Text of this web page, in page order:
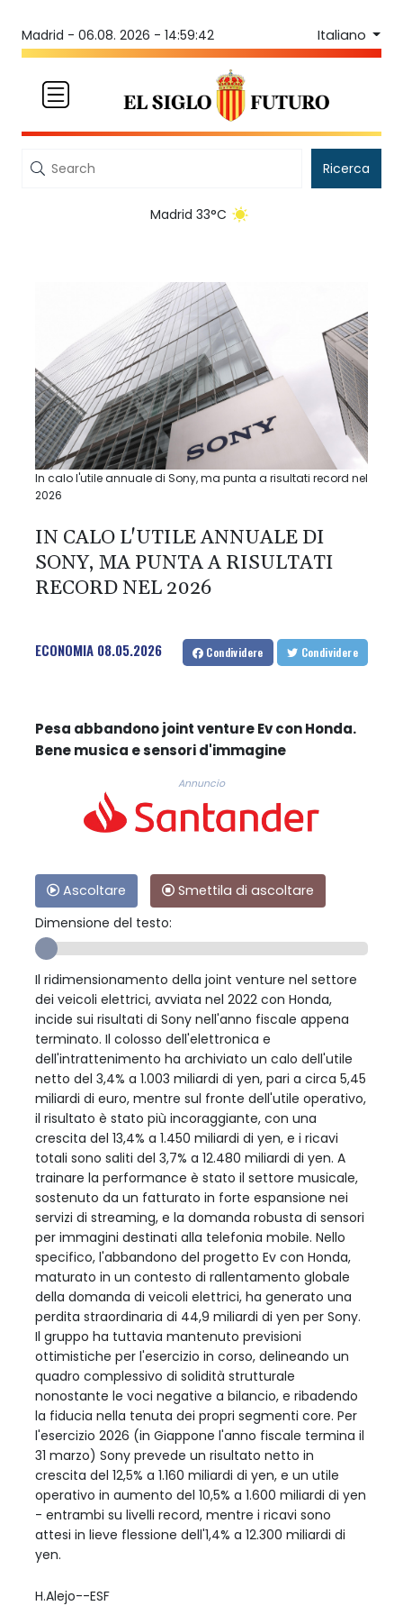
Madrid - 06.08. 2026 - 14:59:42 Italiano
Ricerca
Madrid 33°C
In calo l'utile annuale di Sony, ma punta a risultati record nel
2026
IN CALO L'UTILE ANNUALE DI
SONY, MA PUNTA A RISULTATI
RECORD NEL 2026
ECONOMIA 08.05.2026 Condividere Condividere
Pesa abbandono joint venture Ev con Honda.
Bene musica e sensori d'immagine
Annuncio
Ascoltare
Smettila di ascoltare
Dimensione del testo:
Il ridimensionamento della joint venture nel settore
dei veicoli elettrici, avviata nel 2022 con Honda,
incide sui risultati di Sony nell'anno fiscale appena
terminato. Il colosso dell'elettronica e
dell'intrattenimento ha archiviato un calo dell'utile
netto del 3,4% a 1.003 miliardi di yen, pari a circa 5,45
miliardi di euro, mentre sul fronte dell'utile operativo,
il risultato è stato più incoraggiante, con una
crescita del 13,4% a 1.450 miliardi di yen, e i ricavi
totali sono saliti del 3,7% a 12.480 miliardi di yen. A
trainare la performance è stato il settore musicale,
sostenuto da un fatturato in forte espansione nei
servizi di streaming, e la domanda robusta di sensori
per immagini destinati alla telefonia mobile. Nello
specifico, l'abbandono del progetto Ev con Honda,
maturato in un contesto di rallentamento globale
della domanda di veicoli elettrici, ha generato una
perdita straordinaria di 44,9 miliardi di yen per Sony.
Il gruppo ha tuttavia mantenuto previsioni
ottimistiche per l'esercizio in corso, delineando un
quadro complessivo di solidità strutturale
nonostante le voci negative a bilancio, e ribadendo
la fiducia nella tenuta dei propri segmenti core. Per
l'esercizio 2026 (in Giappone l'anno fiscale termina il
31 marzo) Sony prevede un risultato netto in
crescita del 12,5% a 1.160 miliardi di yen, e un utile
operativo in aumento del 10,5% a 1.600 miliardi di yen
- entrambi su livelli record, mentre i ricavi sono
attesi in lieve flessione dell'1,4% a 12.300 miliardi di
yen.
H.Alejo--ESF